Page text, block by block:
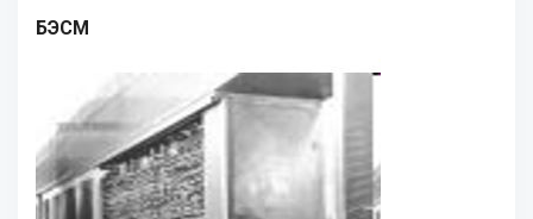
БЭСМ